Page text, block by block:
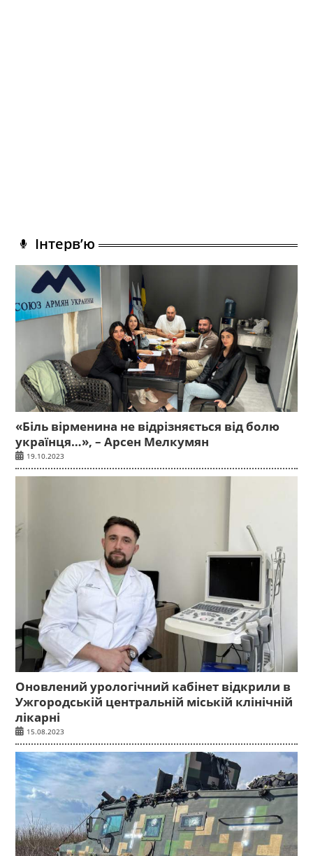
Інтерв’ю
«Біль вірменина не відрізняється від болю
українця…», – Арсен Мелкумян
19.10.2023
Оновлений урологічний кабінет відкрили в
Ужгородській центральній міській клінічній
лікарні
15.08.2023